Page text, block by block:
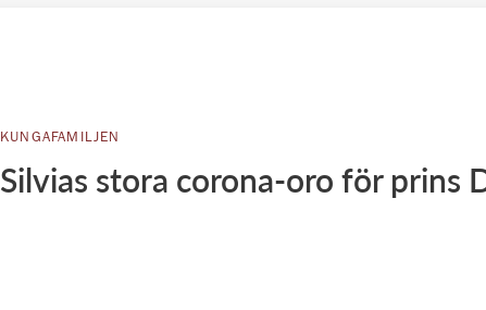
KUNGAFAMILJEN
Silvias stora corona-oro för prins